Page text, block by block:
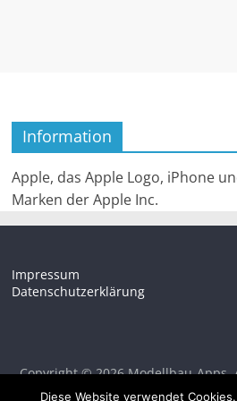
Information
Apple, das Apple Logo, iPhone
Marken der Apple Inc.
Impressum
Datenschutzerklärung
Copyright © 2026Modellbau-Apps.
Theme:ColorMagvon
Diese Website verwendet